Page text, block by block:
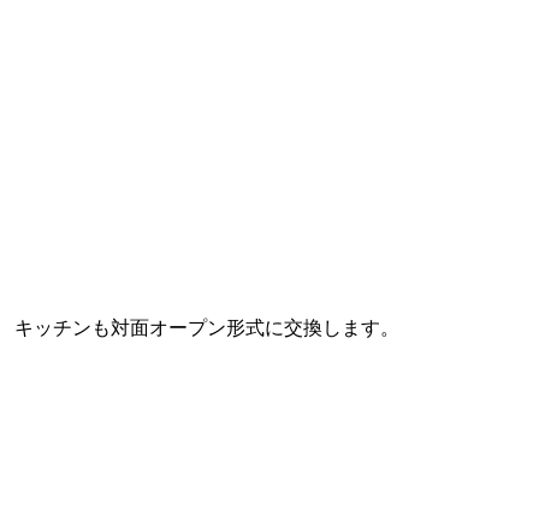
キッチンも対面オープン形式に交換します。